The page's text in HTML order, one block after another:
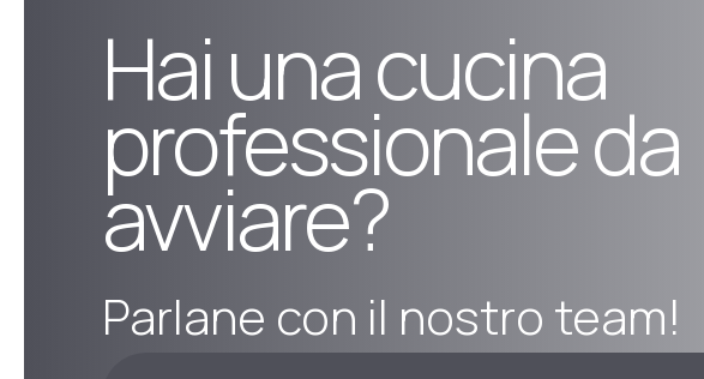
Hai una cucina
professionale da
avviare?
Parlane con il nostro team!